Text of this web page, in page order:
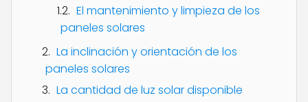
El mantenimiento y limpieza de los
paneles solares
La inclinación y orientación de los
paneles solares
La cantidad de luz solar disponible